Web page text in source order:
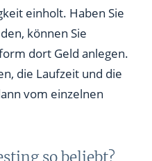
einholt. Haben Sie
können Sie
dort Geld anlegen.
die Laufzeit und die
vom einzelnen